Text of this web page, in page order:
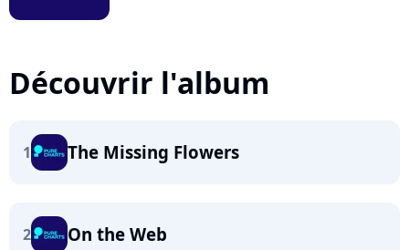
Découvrir l'album
1 The Missing Flowers
2 On the Web